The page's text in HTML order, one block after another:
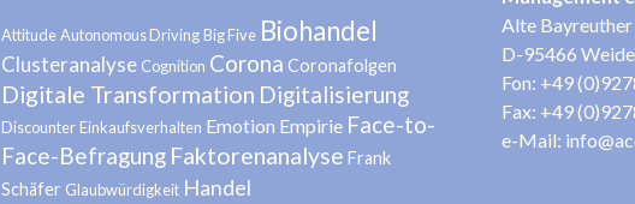
AttitudeAutonomous Driving Big Five Biohandel
Clusteranalyse Cognition Corona Coronafolgen
Digitale Transformation Digitalisierung
Discounter Einkaufsverhalten Emotion Empirie Face-to-
Face-Befragung Faktorenanalyse Frank
Schäfer Glaubwürdigkeit Handel
Alte Bayreuther
D-95466
Fon: +49
Fax: +49
e-Mail: